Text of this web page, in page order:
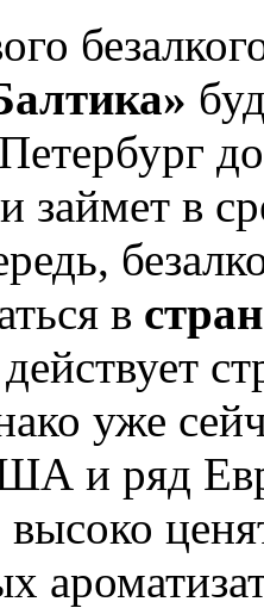
займет в
в
уже
и ряд